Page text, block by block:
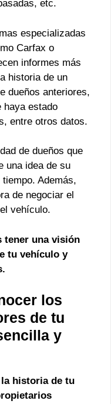
etc.
especializadas
Carfax o
informes más
historia de un
dueños anteriores,
haya estado
entre otros datos.
de dueños que
una idea de su
Además,
de negociar el
vehículo.
tener una visión
tu vehículo y
los
de tu
y
historia de tu